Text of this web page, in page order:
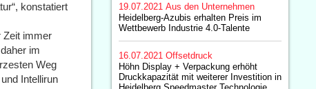
konstatiert
Zeit immer
im
Weg
Intellirun
19.07.2021 Aus den Unternehmen
Heidelberg-Azubis erhalten Preis im
Wettbewerb Industrie 4.0-Talente
16.07.2021 Offsetdruck
Höhn Display + Verpackung erhöht
Druckkapazität mit weiterer Investition in